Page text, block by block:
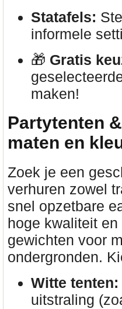
Statafels:
informele
🎁 Gratis
maken!
Partytenten
maten en
Zoek je een
verhuren zowel
snel opzetbare
hoge kwaliteit
gewichten voor
ondergronden.
Witte tenten:
uitstraling